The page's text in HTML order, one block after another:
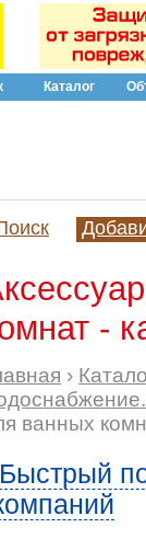
Каталог
-
›
ванных
Быстрый